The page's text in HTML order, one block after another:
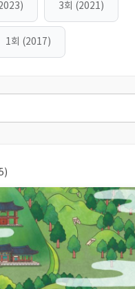
3회 (2021)
1회 (2017)